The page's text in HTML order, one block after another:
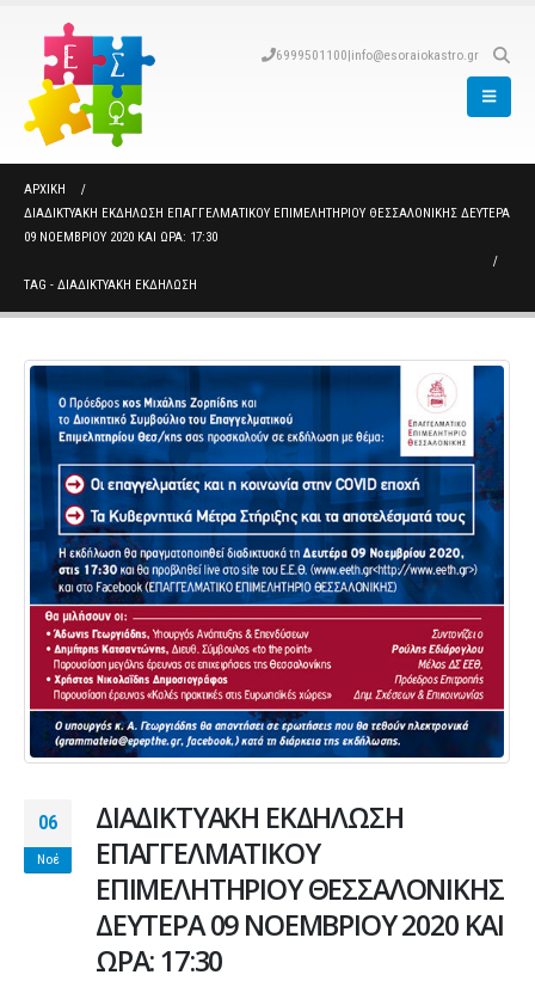
6999501100|info@esoraiokastro.gr
ΑΡΧΙΚΉ
ΔΙΑΔΙΚΤΥΑΚΗ ΕΚΔΗΛΩΣΗ ΕΠΑΓΓΕΛΜΑΤΙΚΟΥ ΕΠΙΜΕΛΗΤΗΡΙΟΥ ΘΕΣΣΑΛΟΝΙΚΗΣ ΔΕΥΤΕΡΑ
09 ΝΟΕΜΒΡΙΟΥ 2020 ΚΑΙ ΩΡΑ: 17:30
TAG - ΔΙΑΔΙΚΤΥΑΚΗ ΕΚΔΗΛΩΣΗ
06
Νοέ
ΔΙΑΔΙΚΤΥΑΚΗ ΕΚΔΗΛΩΣΗ
ΕΠΑΓΓΕΛΜΑΤΙΚΟΥ
ΕΠΙΜΕΛΗΤΗΡΙΟΥ ΘΕΣΣΑΛΟΝΙΚΗΣ
ΔΕΥΤΕΡΑ 09 ΝΟΕΜΒΡΙΟΥ 2020 ΚΑΙ
ΩΡΑ: 17:30